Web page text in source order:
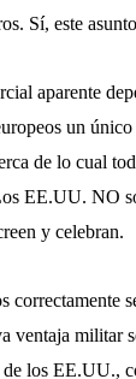
Sí, este
aparente
un
de lo cual
EE.UU. NO
y celebran.
correctamente
ventaja militar
los EE.UU.,